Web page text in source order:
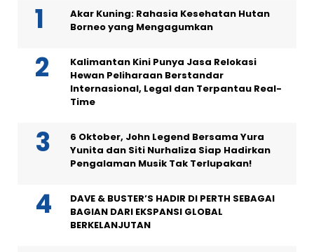
Akar Kuning: Rahasia Kesehatan Hutan
Borneo yang Mengagumkan
Kalimantan Kini Punya Jasa Relokasi
Hewan Peliharaan Berstandar
Internasional, Legal dan Terpantau Real-
Time
6 Oktober, John Legend Bersama Yura
Yunita dan Siti Nurhaliza Siap Hadirkan
Pengalaman Musik Tak Terlupakan!
DAVE & BUSTER’S HADIR DI PERTH SEBAGAI
BAGIAN DARI EKSPANSI GLOBAL
BERKELANJUTAN